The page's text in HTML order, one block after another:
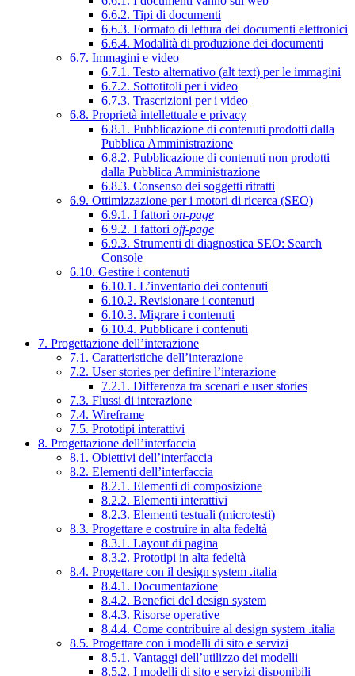
6.6.2. Tipi di documenti
6.6.3. Formato di lettura dei documenti elettronici
6.6.4. Modalità di produzione dei documenti
6.7. Immagini e video
6.7.1. Testo alternativo (alt text) per le immagini
6.7.2. Sottotitoli per i video
6.7.3. Trascrizioni per i video
6.8. Proprietà intellettuale e privacy
6.8.1. Pubblicazione di contenuti prodotti dalla
Pubblica Amministrazione
6.8.2. Pubblicazione di contenuti non prodotti
dalla Pubblica Amministrazione
6.8.3. Consenso dei soggetti ritratti
6.9. Ottimizzazione per i motori di ricerca (SEO)
6.9.1. I fattori on-page
6.9.2. I fattori off-page
6.9.3. Strumenti di diagnostica SEO: Search
Console
6.10. Gestire i contenuti
6.10.1. L’inventario dei contenuti
6.10.2. Revisionare i contenuti
6.10.3. Migrare i contenuti
6.10.4. Pubblicare i contenuti
7. Progettazione dell’interazione
7.1. Caratteristiche dell’interazione
7.2. User stories per definire l’interazione
7.2.1. Differenza tra scenari e user stories
7.3. Flussi di interazione
7.4. Wireframe
7.5. Prototipi interattivi
8. Progettazione dell’interfaccia
8.1. Obiettivi dell’interfaccia
8.2. Elementi dell’interfaccia
8.2.1. Elementi di composizione
8.2.2. Elementi interattivi
8.2.3. Elementi testuali (microtesti)
8.3. Progettare e costruire in alta fedeltà
8.3.1. Layout di pagina
8.3.2. Prototipi in alta fedeltà
8.4. Progettare con il design system .italia
8.4.1. Documentazione
8.4.2. Benefici del design system
8.4.3. Risorse operative
8.4.4. Come contribuire al design system .italia
8.5. Progettare con i modelli di sito e servizi
8.5.1. Vantaggi dell’utilizzo dei modelli
8.5.2. I modelli di sito e servizi disponibili